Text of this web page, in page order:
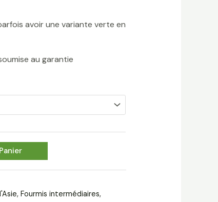
avoir une variante verte en
au garantie
,Fourmis intermédiaires,